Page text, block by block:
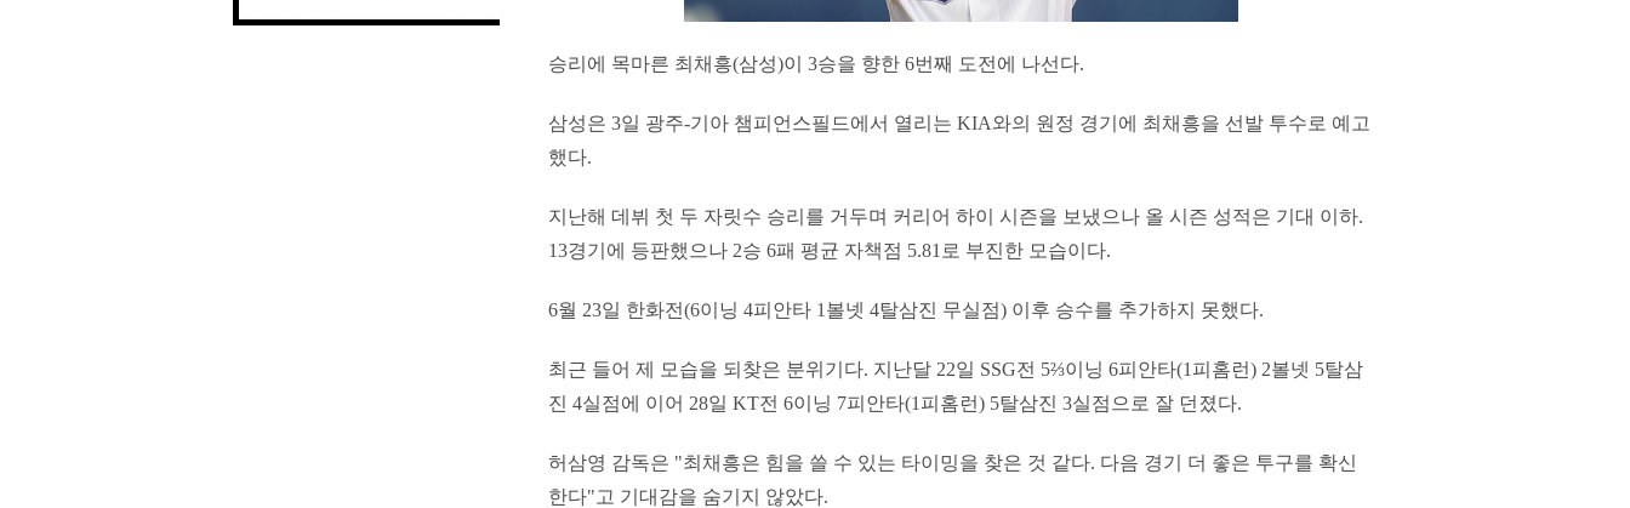
승리에 목마른 최채흥(삼성)이 3승을 향한 6번째 도전에 나선다.
삼성은 3일 광주-기아 챔피언스필드에서 열리는 KIA와의 원정 경기에 최채흥을 선발 투수로 예고
했다.
지난해 데뷔 첫 두 자릿수 승리를 거두며 커리어 하이 시즌을 보냈으나 올 시즌 성적은 기대 이하.
13경기에 등판했으나 2승 6패 평균 자책점 5.81로 부진한 모습이다.
6월 23일 한화전(6이닝 4피안타 1볼넷 4탈삼진 무실점) 이후 승수를 추가하지 못했다.
최근 들어 제 모습을 되찾은 분위기다. 지난달 22일 SSG전 5⅔이닝 6피안타(1피홈런) 2볼넷 5탈삼
진 4실점에 이어 28일 KT전 6이닝 7피안타(1피홈런) 5탈삼진 3실점으로 잘 던졌다.
허삼영 감독은 "최채흥은 힘을 쓸 수 있는 타이밍을 찾은 것 같다. 다음 경기 더 좋은 투구를 확신
한다"고 기대감을 숨기지 않았다.